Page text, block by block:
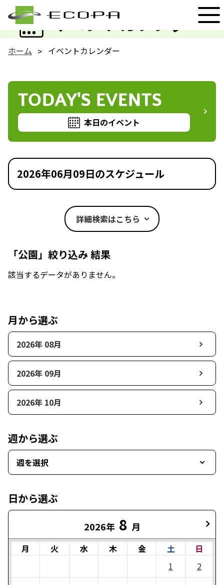
イベントカレンダー
EVENT
ホーム イベントカレンダー
TODAY'S EVENTS
本日のイベント
2026年06月09日のスケジュール
詳細検索はこちら
「公園」絞り込み 結果
該当するデータがありません。
月から選ぶ
2026年 08月
2026年 09月
2026年 10月
週から選ぶ
週を選択
日から選ぶ
2026年 8 月
月 火 水 木 金 土
日
1
2